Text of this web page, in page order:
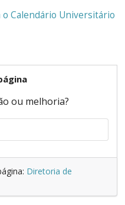
Calendário Universitário
ou melhoria?
Diretoria de